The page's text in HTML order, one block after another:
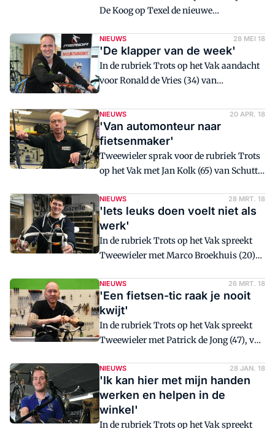
De Koog op Texel de nieuwe
mensen met een achterstand tot de
arbeidsmarkt opgeleid tot fietstechnici.
Begin juni zijn alle 6 deelnemers aan de
opleiding geslaagd voor het officiële
Fietstechnicus.
NIEUWS 28 MEI 18
'De klapper van de week'
In de rubriek Trots op het Vak aandacht
voor Ronald de Vries (34) van
Fietswereld Dirk Methorst in
Veenendaal. Ronald is al 18 jaar
werkzaam in de branche en fietst zelf op
een Merida mountainbike en racefiets
en heeft verder een Batavus stadsfiets.
NIEUWS 20 APR. 18
'Van automonteur naar
fietsenmaker'
Tweewieler sprak voor de rubriek Trots
op het Vak met Jan Kolk (65) van Schutte
enkele jaren als automonteur en
switchte 38 jaar geleden naar de
tweewielers.
NIEUWS 28 MRT. 18
'Iets leuks doen voelt niet als
werk'
In de rubriek Trots op het Vak spreekt
Tweewieler met Marco Broekhuis (20)
Ondanks z'n relatief jonge leeftijd is
Broekhuis al jaren gepassioneerd
verzamelaar van klassieke race- en
baanfietsen.
NIEUWS 26 MRT. 18
'Een fietsen-tic raak je nooit
kwijt'
In de rubriek Trots op het Vak spreekt
Tweewieler met Patrick de Jong (47), van
jaar in de fietsenbranche werkzaam, en
is een echte allrounder.
NIEUWS 28 JAN. 18
'Ik kan hier met mijn handen
werken en helpen in de
winkel'
In de rubriek Trots op het Vak spreekt